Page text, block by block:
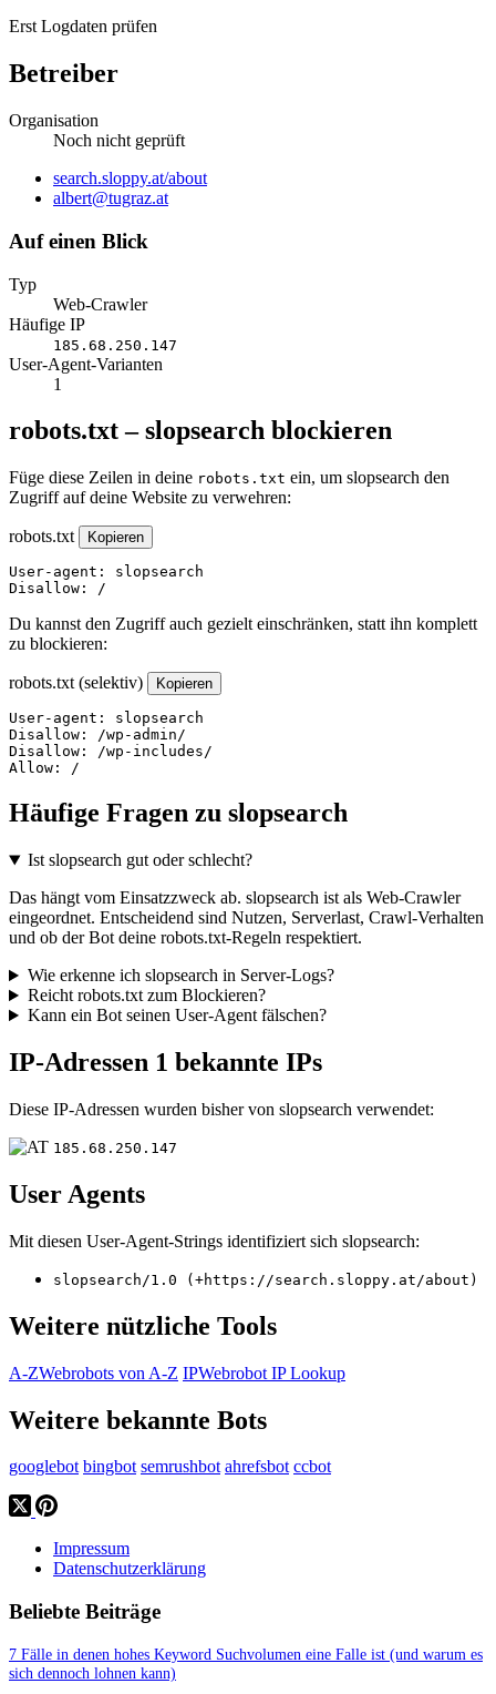
Erst Logdaten prüfen
Betreiber
Organisation
Noch nicht geprüft
Website
search.sloppy.at/about
E-
albert@tugraz.at
Auf einen Blick
Typ
Web-Crawler
Häufige IP
185.68.250.147
User-Agent-Varianten
1
robots.txt – slopsearch blockieren
Füge diese Zeilen in deine robots.txt ein, um slopsearch den
Zugriff auf deine Website zu verwehren:
robots.txt Kopieren
User-agent: slopsearch
Disallow: /
Du kannst den Zugriff auch gezielt einschränken, statt ihn komplett
zu blockieren:
robots.txt (selektiv) Kopieren
User-agent: slopsearch
Disallow: /wp-admin/
Disallow: /wp-includes/
Allow: /
Häufige Fragen zu slopsearch
Ist slopsearch gut oder schlecht?
Das hängt vom Einsatzzweck ab. slopsearch ist als Web-Crawler
eingeordnet. Entscheidend sind Nutzen, Serverlast, Crawl-Verhalten
und ob der Bot deine robots.txt-Regeln respektiert.
Wie erkenne ich slopsearch in Server-Logs?
Reicht robots.txt zum Blockieren?
Kann ein Bot seinen User-Agent fälschen?
IP-Adressen 1 bekannte IPs
Diese IP-Adressen wurden bisher von slopsearch verwendet:
185.68.250.147
User Agents
Mit diesen User-Agent-Strings identifiziert sich slopsearch:
slopsearch/1.0 (+https://search.sloppy.at/about)
Weitere nützliche Tools
A-ZWebrobots von A-Z IPWebrobot IP Lookup
Weitere bekannte Bots
googlebot bingbot semrushbot ahrefsbot ccbot
Impressum
Datenschutzerklärung
Beliebte Beiträge
7 Fälle in denen hohes Keyword Suchvolumen eine Falle ist (und warum es
sich dennoch lohnen kann)